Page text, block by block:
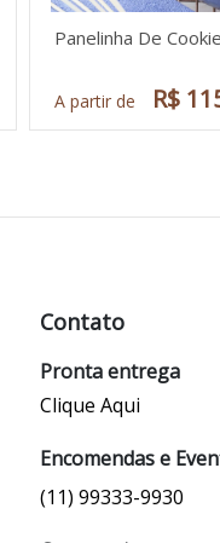
Panelinha De
A partir de R$
Contato
Pronta entrega
Clique Aqui
Encomendas e
(11) 99333-9930